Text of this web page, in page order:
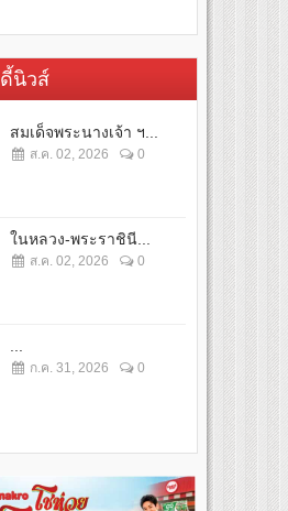
นิวส์
สมเด็จพระนางเจ้า ฯ...
ส.ค. 02, 2026 0
ในหลวง-พระราชินี...
ส.ค. 02, 2026 0
...
ก.ค. 31, 2026 0